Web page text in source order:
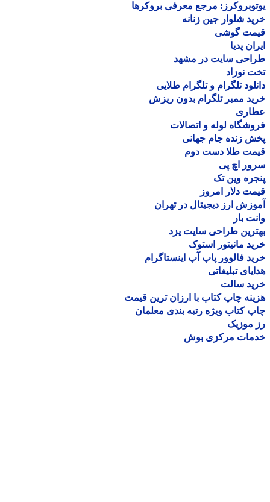
مرجع معرفی بروکرها
شلوار جین زنانه
گوشی
پدیا
سایت در مشهد
نوزاد
تلگرام و تلگرام طلایی
ممبر تلگرام بدون ریزش
لوله و اتصالات
زنده جام جهانی
طلا دست دوم
اچ پی
وین تک
دلار امروز
ارز دیجیتال در تهران
بار
طراحی سایت یزد
مانیتور استوک
فالوور پاپ آپ اینستاگرام
تبلیغاتی
سالت
چاپ کتاب با ارزان ترین قیمت
کتاب ویژه رتبه بندی معلمان
موزیک
مرکزی بوش